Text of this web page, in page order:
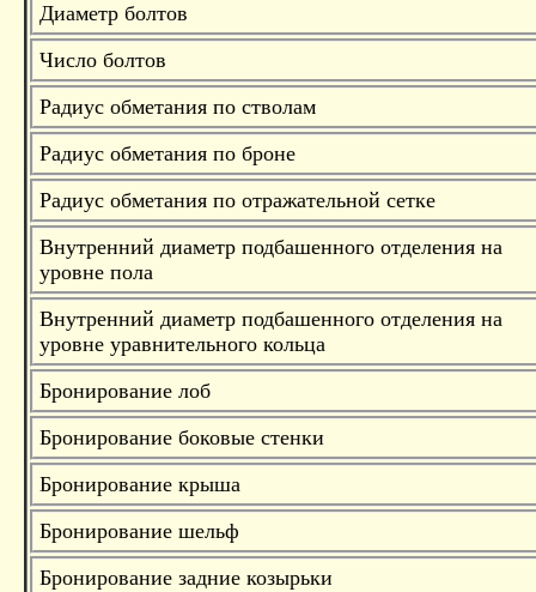
Диаметр болтов
Число болтов
Радиус обметания по стволам
Радиус обметания по броне
Радиус обметания по отражательной сетке
Внутренний диаметр подбашенного отделения на
уровне пола
Внутренний диаметр подбашенного отделения на
уровне уравнительного кольца
Бронирование лоб
Бронирование боковые стенки
Бронирование крыша
Бронирование шельф
Бронирование задние козырьки